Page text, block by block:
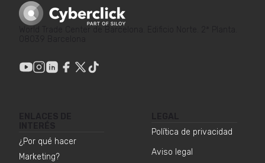
¿Por qué hacer
Marketing?
Política de privacidad
Aviso legal